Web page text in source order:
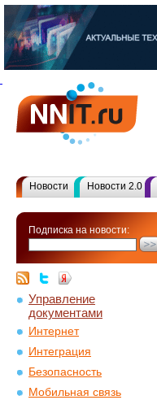
Новости Новости 2.0
Подписка на новости:
Управление
документами
Интернет
Интеграция
Безопасность
Мобильная связь